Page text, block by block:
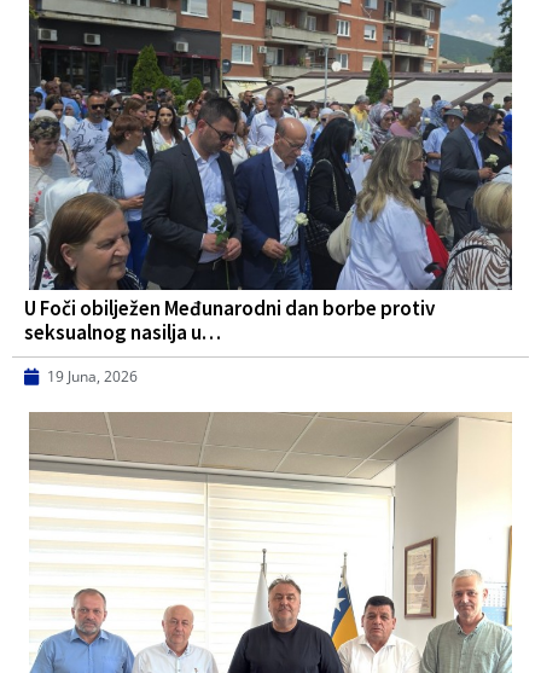
U Foči obilježen Međunarodni dan borbe protiv
seksualnog nasilja u…
19 Juna, 2026